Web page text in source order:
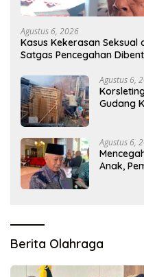
Agustus 6, 2026
Kasus Kekerasan
Satgas Pencegahan
Agustus 6,
Gudang
Agustus 6,
Anak,
Berita Olahraga